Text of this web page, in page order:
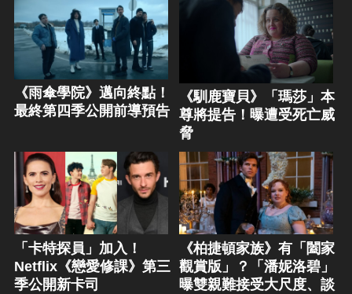
《雨傘學院》邁向終點！
最終第四季公開前導預告
《馴鹿寶貝》「瑪莎」本
尊將提告！曝遭受死亡威
脅
「卡特探員」加入！
Netflix《戀愛修課》第三
季公開新卡司
《柏捷頓家族》有「闔家
觀賞版」？「潘妮洛碧」
曝雙親難接受大尺度、談